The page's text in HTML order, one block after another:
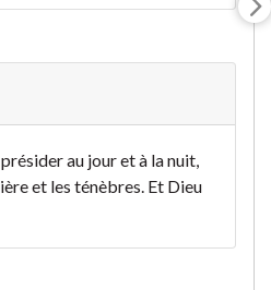
au jour et à la nuit,
et les ténèbres. Et Dieu